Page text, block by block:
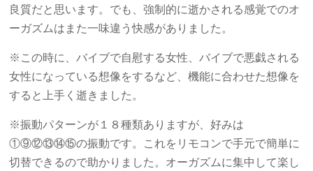
良質だと思います。でも、強制的に逝かされる感覚でのオ
ーガズムはまた一味違う快感がありました。
※この時に、バイブで自慰する女性、バイブで悪戯される
女性になっている想像をするなど、機能に合わせた想像を
すると上手く逝きました。
※振動パターンが１８種類ありますが、好みは
①⑨⑫⑬⑭⑮の振動です。これをリモコンで手元で簡単に
切替できるので助かりました。オーガズムに集中して楽し